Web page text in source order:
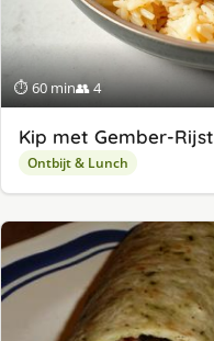
⏱ 60 min👥 4
Kip met Gember-Rijst
Ontbijt & Lunch